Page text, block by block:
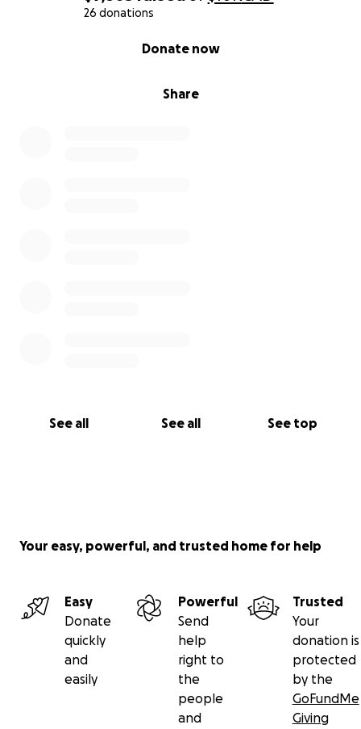
26 donations
Share
Donate now
See all See all See top
Your easy, powerful, and trusted home for help
Easy
Donate
quickly
and
easily
Powerful
Send
help
right to
the
people
and
Trusted
Your
donation is
protected
by the
GoFundMe
Giving